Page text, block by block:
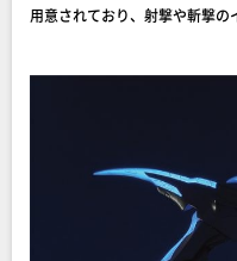
用意されており、射撃や斬撃